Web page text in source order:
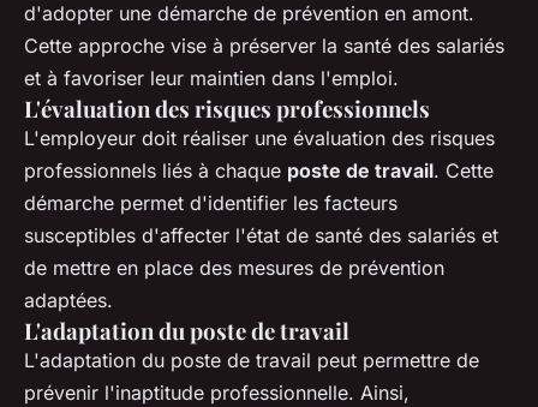
d'adopter une démarche de prévention en amont.
Cette approche vise à préserver la santé des salariés
et à favoriser leur maintien dans l'emploi.
L'évaluation des risques professionnels
L'employeur doit réaliser une évaluation des risques
professionnels liés à chaque poste de travail. Cette
démarche permet d'identifier les facteurs
susceptibles d'affecter l'état de santé des salariés et
de mettre en place des mesures de prévention
adaptées.
L'adaptation du poste de travail
L'adaptation du poste de travail peut permettre de
prévenir l'inaptitude professionnelle. Ainsi,